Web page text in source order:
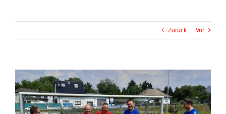
Zurück Vor
grösseres
Bild